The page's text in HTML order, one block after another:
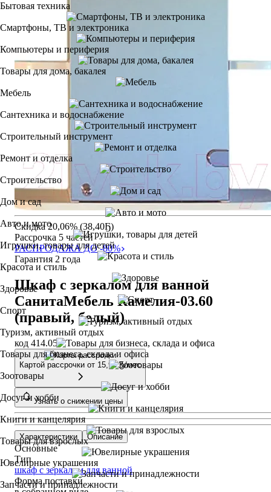
Бытовая техника
Смартфоны, ТВ и электроника
Компьютеры и периферия
Товары для дома, бакалея
Мебель
Сантехника и водоснабжение
Строительный инструмент
Ремонт и отделка
Строительство
Дом и сад
Авто и мото
Игрушки, товары для детей
Красота и стиль
Здоровье
Спорт
Туризм, активный отдых
Товары для бизнеса, склада и офиса
Зоотовары
Досуг и хобби
Книги и канцелярия
Товары для взрослых
Ювелирные украшения
Запчасти и принадлежности
Скидка 20,06% (38,40Ҕ)
Рассрочка 5 частей
РАСПРОДАЖА ДО -80%
Гарантия 2 года
Шкаф с зеркалом для ванной
СанитаМебель Камелия-03.60
(правый, белый)
код 414.054
Картой рассрочки от 15,95 Ҕ/мес
Узнать о снижении цены
Характеристики Описание
Основные
Тип
шкаф с зеркалом для ванной
Форма поставки